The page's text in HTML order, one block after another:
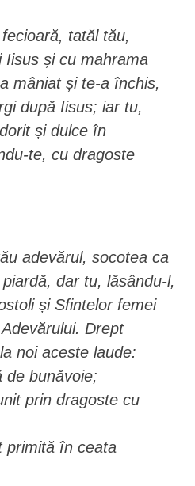
tatăl tău,
Iisus și cu mahrama
mâniat și te-a închis,
după Iisus; iar tu,
și dulce în
te, cu dragoste
adevărul, socotea ca
dar tu, lăsându-l,
și Sfintelor femei
Drept
noi aceste laude:
de bunăvoie;
prin dragoste cu
primită în ceata